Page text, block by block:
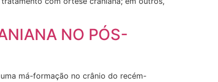
NO PÓS-
má-formação no crânio do recém-